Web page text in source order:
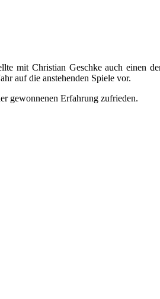
mit Christian Geschke auch einen
auf die anstehenden Spiele vor.
gewonnenen Erfahrung zufrieden.